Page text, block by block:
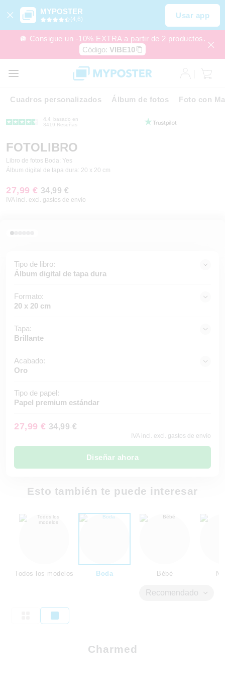
MYPOSTER
(4,6) Usar app
🪩 Consigue un -10% EXTRA a partir de 2 productos.
Código: VIBE10
Cuadros personalizados Álbum de fotos Foto con
4.4
basado en
3419 Reseñas
FOTOLIBRO
Libro de fotos Boda: Yes
Álbum digital de tapa dura: 20 x 20 cm
27,99 € 34,99 €
IVA incl. excl. gastos de envío
Tipo de libro:
Álbum digital de tapa dura
Formato:
20 x 20 cm
Tapa:
Brillante
Acabado:
Oro
Tipo de papel:
Papel premium estándar
27,99 € 34,99 €
IVA incl. excl. gastos de envío
Diseñar ahora
Esto también te puede interesar
Todos los modelos Boda Bébé
Recomendado
Charmed